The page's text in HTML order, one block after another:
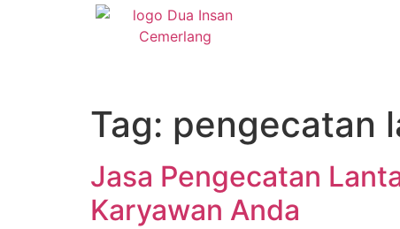
Tag: pengecatan
Jasa Pengecatan
Karyawan Anda